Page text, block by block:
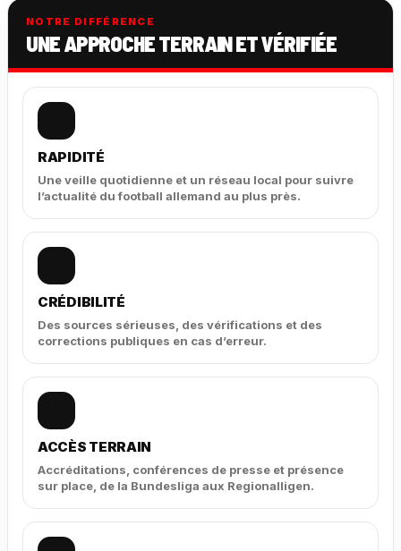
NOTRE DIFFÉRENCE
UNE APPROCHE TERRAIN ET VÉRIFIÉE
RAPIDITÉ
Une veille quotidienne et un réseau local pour suivre
l’actualité du football allemand au plus près.
CRÉDIBILITÉ
Des sources sérieuses, des vérifications et des
corrections publiques en cas d’erreur.
ACCÈS TERRAIN
Accréditations, conférences de presse et présence
sur place, de la Bundesliga aux Regionalligen.